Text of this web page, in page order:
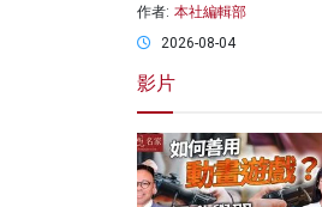
作者: 本社編輯部
2026-08-04
影片